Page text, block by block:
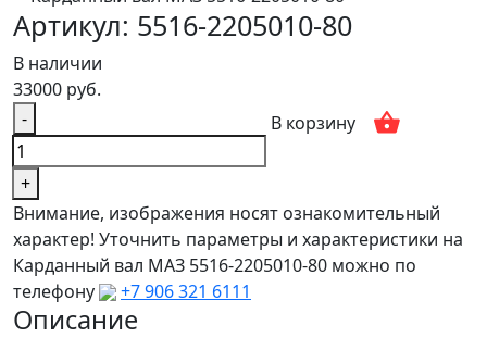
Артикул: 5516-2205010-80
В наличии
33000 руб.
-
+
В корзину
Внимание, изображения носят ознакомительный
характер! Уточнить параметры и характеристики на
Карданный вал МАЗ 5516-2205010-80 можно по
телефону
+7 906 321 6111
Описание